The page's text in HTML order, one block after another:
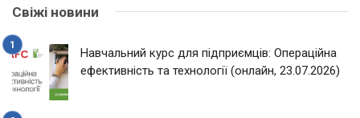
Свіжі новини
Навчальний курс для підприємців: Операційна
ефективність та технології (онлайн, 23.07.2026)